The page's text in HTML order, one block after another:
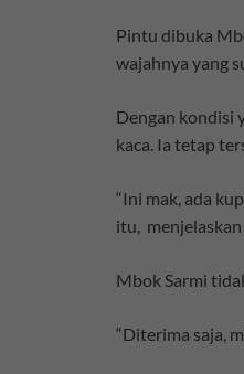
Pintu dibuka
wajahnya yang
Dengan kondisi
kaca. Ia tetap
“Ini mak, ada
itu,
Mbok Sarmi
“Diterima saja,